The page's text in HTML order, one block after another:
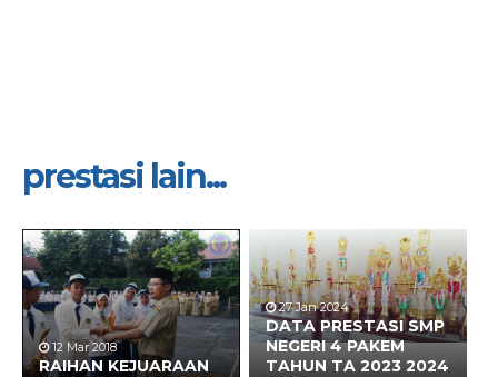
prestasi lain...
12 Mar 2018
RAIHAN KEJUARAAN
27 Jan 2024
DATA PRESTASI SMP
NEGERI 4 PAKEM
TAHUN TA 2023 2024